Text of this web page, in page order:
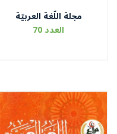
مجلة اللّغة العربيّة
العدد 70